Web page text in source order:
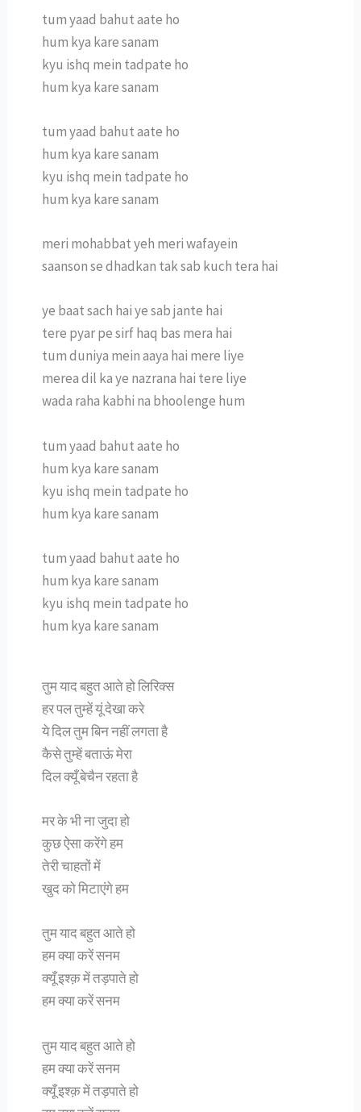
tum yaad bahut aate ho
hum kya kare sanam
kyu ishq mein tadpate ho
hum kya kare sanam
tum yaad bahut aate ho
hum kya kare sanam
kyu ishq mein tadpate ho
hum kya kare sanam
meri mohabbat yeh meri wafayein
saanson se dhadkan tak sab kuch tera hai
ye baat sach hai ye sab jante hai
tere pyar pe sirf haq bas mera hai
tum duniya mein aaya hai mere liye
merea dil ka ye nazrana hai tere liye
wada raha kabhi na bhoolenge hum
tum yaad bahut aate ho
hum kya kare sanam
kyu ishq mein tadpate ho
hum kya kare sanam
tum yaad bahut aate ho
hum kya kare sanam
kyu ishq mein tadpate ho
hum kya kare sanam
तुम याद बहुत आते हो लिरिक्स
हर पल तुम्हें यूं देखा करे
ये दिल तुम बिन नहीं लगता है
कैसे तुम्हें बताऊं मेरा
दिल क्यूँ बेचैन रहता है
मर के भी ना जुदा हो
कुछ ऐसा करेंगे हम
तेरी चाहतों में
खुद को मिटाएंगे हम
तुम याद बहुत आते हो
हम क्या करें सनम
क्यूँ इश्क़ में तड़पाते हो
हम क्या करें सनम
तुम याद बहुत आते हो
हम क्या करें सनम
क्यूँ इश्क़ में तड़पाते हो